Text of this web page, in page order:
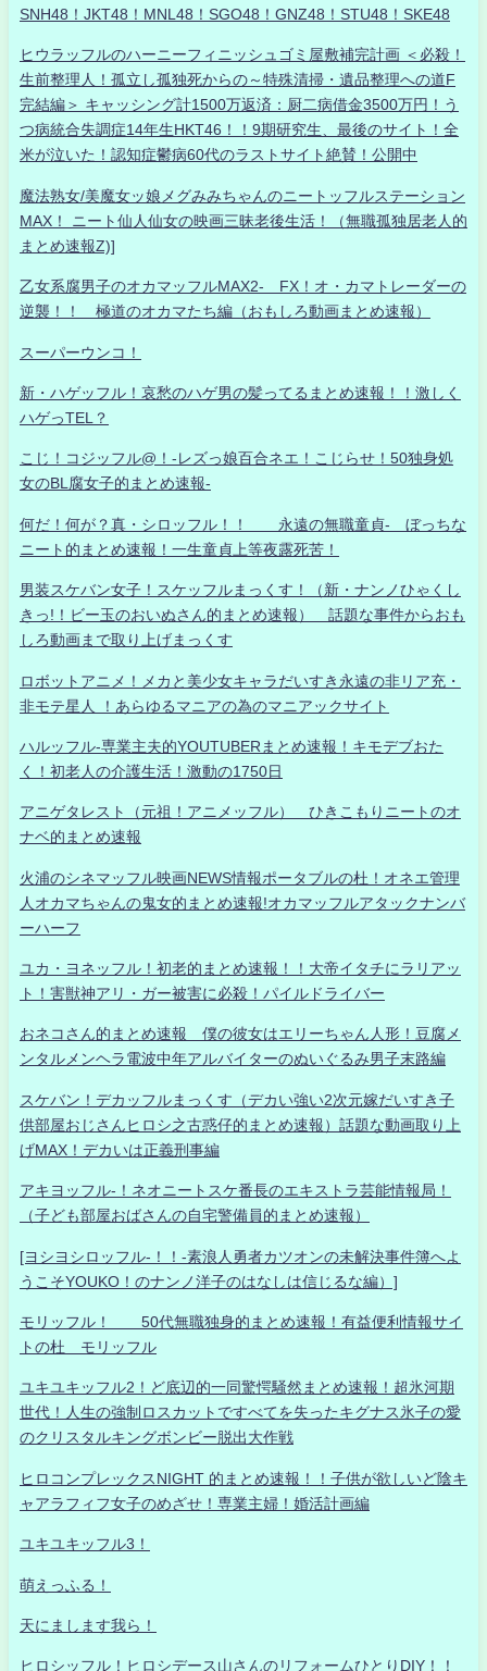
SNH48！JKT48！MNL48！SGO48！GNZ48！STU48！SKE48
ヒウラッフルのハーニーフィニッシュゴミ屋敷補完計画 ＜必殺！
生前整理人！孤立し孤独死からの～特殊清掃・遺品整理への道F
完結編＞ キャッシング計1500万返済：厨二病借金3500万円！う
つ病統合失調症14年生HKT46！！9期研究生、最後のサイト！全
米が泣いた！認知症鬱病60代のラストサイト絶賛！公開中
魔法熟女/美魔女ッ娘メグみみちゃんのニートッフルステーション
MAX！ ニート仙人仙女の映画三昧老後生活！（無職孤独居老人的
まとめ速報Z)]
乙女系腐男子のオカマッフルMAX2- FX！オ・カマトレーダーの
逆襲！！ 極道のオカマたち編（おもしろ動画まとめ速報）
スーパーウンコ！
新・ハゲッフル！哀愁のハゲ男の髪ってるまとめ速報！！激しく
ハゲっTEL？
こじ！コジッフル@！-レズっ娘百合ネエ！こじらせ！50独身処
女のBL腐女子的まとめ速報-
何だ！何が？真・シロッフル！！ 永遠の無職童貞- ぼっちな
ニート的まとめ速報！一生童貞上等夜露死苦！
男装スケバン女子！スケッフルまっくす！（新・ナンノひゃくし
きっ!！ビー玉のおいぬさん的まとめ速報） 話題な事件からおも
しろ動画まで取り上げまっくす
ロボットアニメ！メカと美少女キャラだいすき永遠の非リア充・
非モテ星人 ！あらゆるマニアの為のマニアックサイト
ハルッフル-専業主夫的YOUTUBERまとめ速報！キモデブおた
く！初老人の介護生活！激動の1750日
アニゲタレスト（元祖！アニメッフル） ひきこもりニートのオ
ナベ的まとめ速報
火浦のシネマッフル映画NEWS情報ポータブルの杜！オネエ管理
人オカマちゃんの鬼女的まとめ速報!オカマッフルアタックナンバ
ーハーフ
ユカ・ヨネッフル！初老的まとめ速報！！大帝イタチにラリアッ
ト！害獣神アリ・ガー被害に必殺！パイルドライバー
おネコさん的まとめ速報 僕の彼女はエリーちゃん人形！豆腐メ
ンタルメンヘラ電波中年アルバイターのぬいぐるみ男子末路編
スケバン！デカッフルまっくす（デカい強い2次元嫁だいすき子
供部屋おじさんヒロシ之古惑仔的まとめ速報）話題な動画取り上
げMAX！デカいは正義刑事編
アキヨッフル-！ネオニートスケ番長のエキストラ芸能情報局！
（子ども部屋おばさんの自宅警備員的まとめ速報）
[ヨシヨシロッフル-！！-素浪人勇者カツオンの未解決事件簿へよ
うこそYOUKO！のナンノ洋子のはなしは信じるな編）]
モリッフル！ 50代無職独身的まとめ速報！有益便利情報サイ
トの杜 モリッフル
ユキユキッフル2！ど底辺的一同驚愕騒然まとめ速報！超氷河期
世代！人生の強制ロスカットですべてを失ったキグナス氷子の愛
のクリスタルキングボンビー脱出大作戦
ヒロコンプレックスNIGHT 的まとめ速報！！子供が欲しいど陰キ
ャアラフィフ女子のめざせ！専業主婦！婚活計画編
ユキユキッフル3！
萌えっふる！
天にまします我ら！
ヒロシッフル！ヒロシデース山さんのリフォームひとりDIY！！